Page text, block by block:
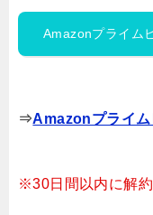
Amazonプライム
⇒Amazonプライム
※30日間以内に解約